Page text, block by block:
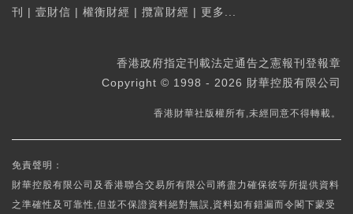
刊
| 壹財信 | 權衡財經 | 攬富財經 | 更多...
香港政府指定刊載法定通告之憲報刊登報章
Copyright © 1998 - 2026 財華控股有限公司
香港財華社版權所有,未經同意不得轉載。
免責聲明：
財華控股有限公司及香港聯合交易所有限公司將盡力確保彼等所提供資料
之準確性及可靠性,但並不保證資料絕對無誤,資料如有錯漏而令閣下蒙受